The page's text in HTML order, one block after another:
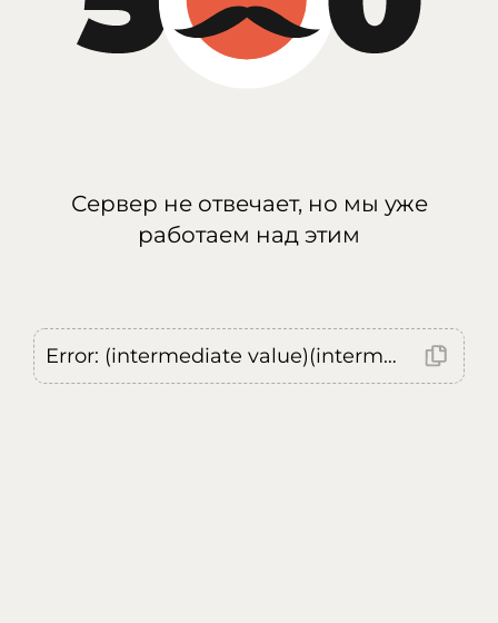
Сервер не отвечает, но мы уже
работаем над этим
Error: (intermediate value)(intermediate value)(intermediate value).replaceAll is not a function